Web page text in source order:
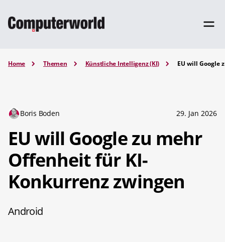
Home Themen Künstliche Intelligenz (KI) EU will Google
Boris Boden 29. Jan 2026
EU will Google zu mehr
Offenheit für KI-
Konkurrenz zwingen
Android